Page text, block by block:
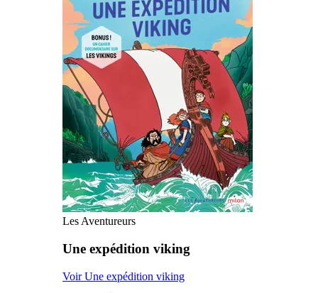
Les Aventureurs
Une expédition viking
Voir Une expédition viking